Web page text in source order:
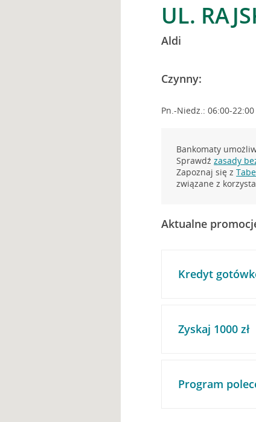
UL.
Aldi
Czynny:
Pn.-Niedz.: 06:00-22:00
Bankomaty
Sprawdźzasady
Zapoznaj się z
związane z
Aktualne
Kredyt
Zyskaj 1000 zł
Program